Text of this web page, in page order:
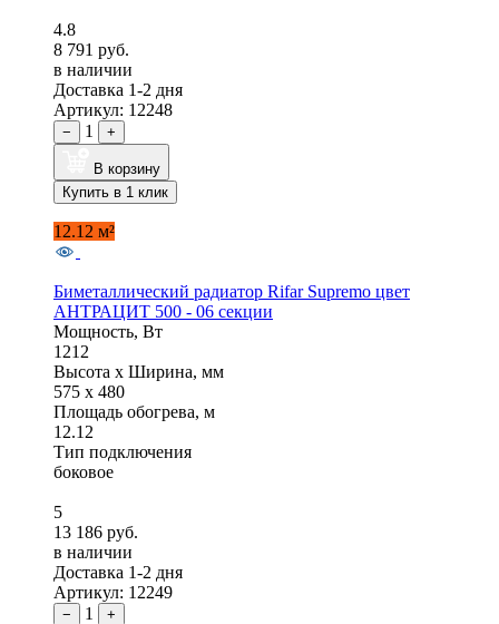
4.8
8 791 руб.
в наличии
Доставка 1-2 дня
Артикул: 12248
− 1 +
В корзину
Купить в 1 клик
12.12 м²
Биметаллический радиатор Rifar Supremo цвет
АНТРАЦИТ 500 - 06 секции
Мощность, Вт
1212
Высота x Ширина, мм
575 x 480
Площадь обогрева, м
12.12
Тип подключения
боковое
5
13 186 руб.
в наличии
Доставка 1-2 дня
Артикул: 12249
− 1 +